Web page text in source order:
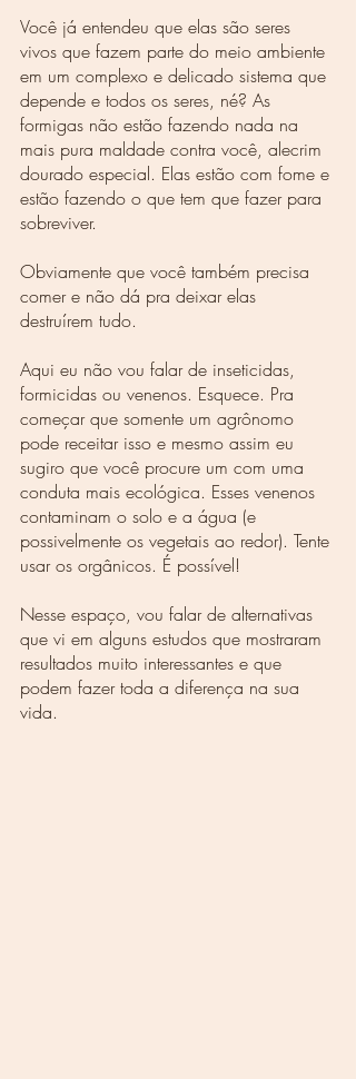
Você já entendeu que elas são seres
vivos que fazem parte do meio ambiente
em um complexo e delicado sistema que
depende e todos os seres, né? As
formigas não estão fazendo nada na
mais pura maldade contra você, alecrim
dourado especial. Elas estão com fome e
estão fazendo o que tem que fazer para
sobreviver.
Obviamente que você também precisa
comer e não dá pra deixar elas
destruírem tudo.
Aqui eu não vou falar de inseticidas,
formicidas ou venenos. Esquece. Pra
começar que somente um agrônomo
pode receitar isso e mesmo assim eu
sugiro que você procure um com uma
conduta mais ecológica. Esses venenos
contaminam o solo e a água (e
possivelmente os vegetais ao redor). Tente
usar os orgânicos. É possível!
Nesse espaço, vou falar de alternativas
que vi em alguns estudos que mostraram
resultados muito interessantes e que
podem fazer toda a diferença na sua
vida.